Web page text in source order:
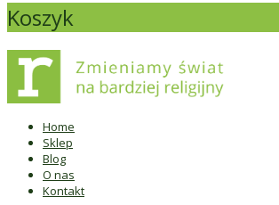
Koszyk
Home
Sklep
Blog
O nas
Kontakt